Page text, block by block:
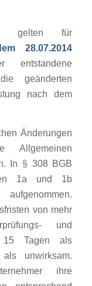
gelten für
28.07.2014
entstandene
geänderten
nach dem
Änderungen
In § 308 BGB
1a und 1b
von mehr
und
15 Tagen als
unwirksam.
ihre